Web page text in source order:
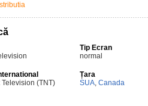
Tip Ecran
normal
(TNT)
Țara
SUA, Canada